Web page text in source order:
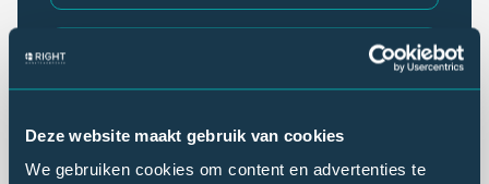
Deze website maakt gebruik van cookies
We gebruiken cookies om content en advertenties te
Klantonderzoek